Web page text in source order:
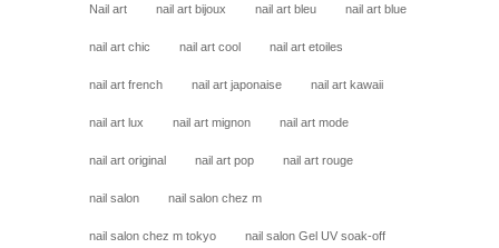
Nail art nail art bijoux nail art bleu nail art blue
nail art chic nail art cool nail art etoiles
nail art french nail art japonaise nail art kawaii
nail art lux nail art mignon nail art mode
nail art original nail art pop nail art rouge
nail salon nail salon chez m
nail salon chez m tokyo nail salon Gel UV soak-off